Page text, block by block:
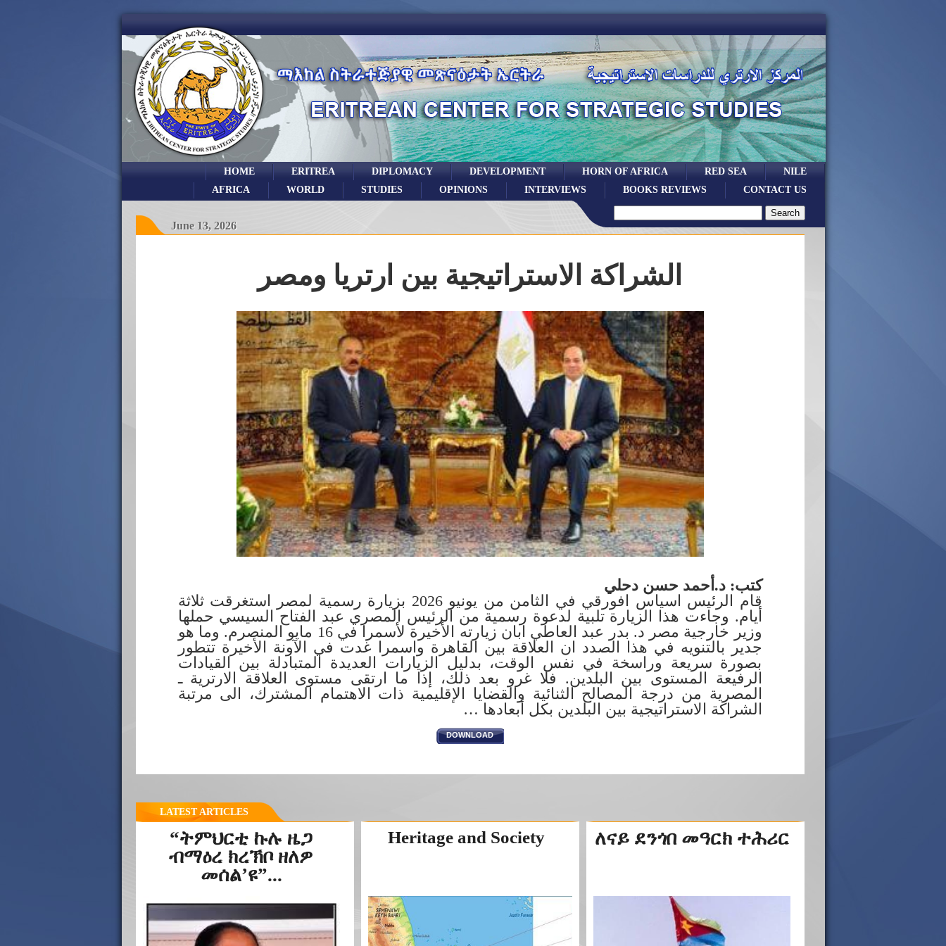
NILE
RED SEA
HORN OF AFRICA
DEVELOPMENT
DIPLOMACY
ERITREA
HOME
CONTACT US
BOOKS REVIEWS
INTERVIEWS
OPINIONS
STUDIES
WORLD
AFRICA
June 13, 2026
الشراكة الاستراتيجية بين ارتريا ومصر
كتب: د.أحمد حسن دحلي
قام الرئيس اسياس افورقي في الثامن من يونيو 2026 بزيارة رسمية لمصر استغرقت ثلاثة
أيام. وجاءت هذا الزيارة تلبية لدعوة رسمية من الرئيس المصري عبد الفتاح السيسي حملها
وزير خارجية مصر د. بدر عبد العاطي ابان زيارته الأخيرة لأسمرا في 16 مايو المنصرم. وما هو
جدير بالتنويه في هذا الصدد ان العلاقة بين القاهرة واسمرا غدت في الآونة الأخيرة تتطور
بصورة سريعة وراسخة في نفس الوقت، بدليل الزيارات العديدة المتبادلة بين القيادات
الرفيعة المستوى بين البلدين. فلا غرو بعد ذلك، إذا ما ارتقى مستوى العلاقة الارترية ـ
المصرية من درجة المصالح الثنائية والقضايا الإقليمية ذات الاهتمام المشترك، الى مرتبة
الشراكة الاستراتيجية بين البلدين بكل أبعادها …
DOWNLOAD
LATEST ARTICLES
“ትምህርቲ ኩሉ ዜጋ
ብማዕረ ክረኽቦ ዘለዎ
መሰል’ዩ”...
Heritage and Society ለናይ ደንጎበ መዓርክ ተሕሪር